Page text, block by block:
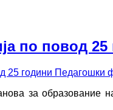
по повод
за образование